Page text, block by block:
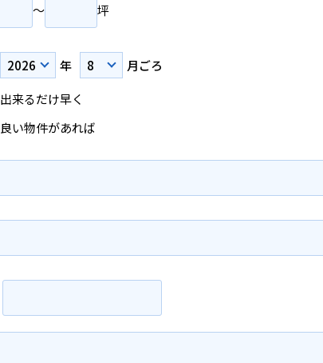
〜 坪
年
月ごろ
出来るだけ早く
良い物件があれば